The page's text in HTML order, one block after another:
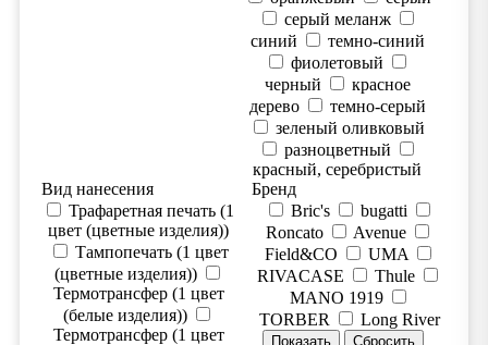
серый меланж
синий
темно-синий
фиолетовый
черный
красное
дерево
темно-серый
зеленый оливковый
разноцветный
красный, серебристый
Бренд
Bric's
bugatti
Roncato
Avenue
Field&CO
UMA
RIVACASE
Thule
MANO 1919
TORBER
Long River
Вид нанесения
Трафаретная печать (1
цвет (цветные изделия))
Тампопечать (1 цвет
(цветные изделия))
Термотрансфер (1 цвет
(белые изделия))
Термотрансфер (1 цвет